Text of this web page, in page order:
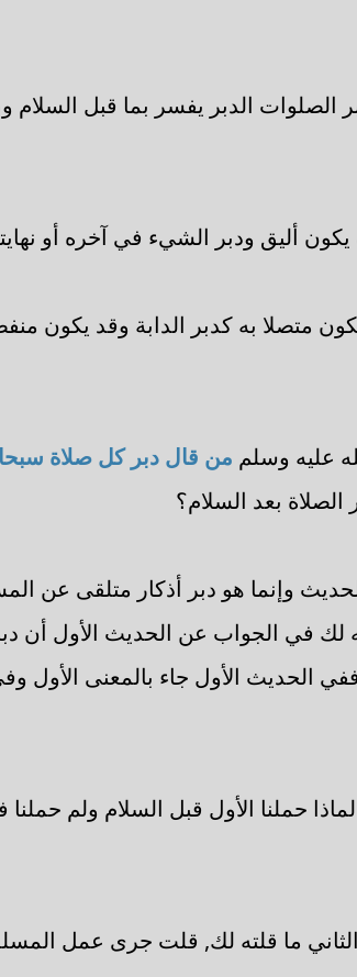
الدبر يفسر بما قبل السلام
أليق ودبر الشيء في آخره أو
متصلا به كدبر الدابة وقد يكون
عليه وسلم من قال دبر كل صلاة سبحان
بعد السلام؟
وإنما هو دبر أذكار متلقى عن
لك في الجواب عن الحديث الأول أن
الحديث الأول جاء بالمعنى الأول
حملنا الأول قبل السلام ولم
الثاني ما قلته لك, قلت جرى عمل